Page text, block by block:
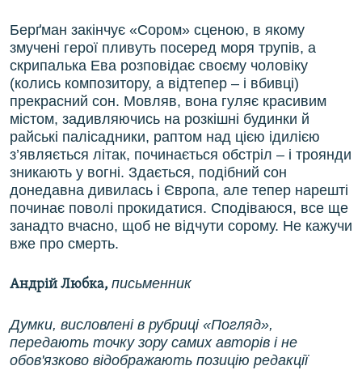
Берґман закінчує «Сором» сценою, в якому
змучені герої пливуть посеред моря трупів, а
скрипалька Ева розповідає своєму чоловіку
(колись композитору, а відтепер – і вбивці)
прекрасний сон. Мовляв, вона гуляє красивим
містом, задивляючись на розкішні будинки й
райські палісадники, раптом над цією ідилією
з’являється літак, починається обстріл – і троянди
зникають у вогні. Здається, подібний сон
донедавна дивилась і Європа, але тепер нарешті
починає поволі прокидатися. Сподіваюся, все ще
занадто вчасно, щоб не відчути сорому. Не кажучи
вже про смерть.
Андрій Любка, письменник
Думки, висловлені в рубриці «Погляд»,
передають точку зору самих авторів і не
обов'язково відображають позицію редакції